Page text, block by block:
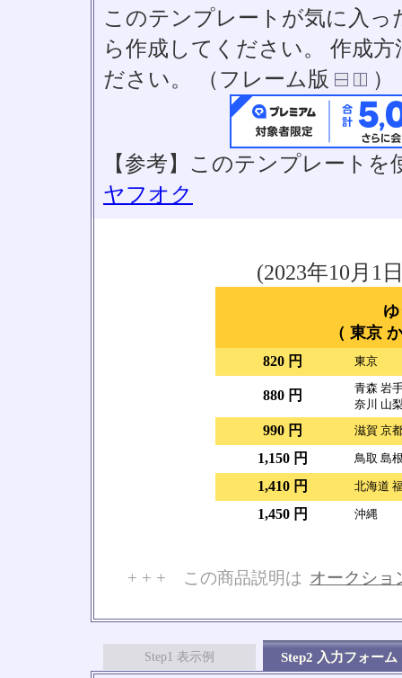
このテンプレートが気に入っ
ら作成してください。 作成
ださい。 （フレーム版
）
【参考】このテンプレート
ヤフオク
(2023年10月1
（ 東京
820 円 東京
880 円
青森 岩
奈川 山
990 円 滋賀 京
1,150 円 鳥取 島
1,410 円 北海道
1,450 円 沖縄
+ + + この商品説明は オークショ
Step1 表示例 Step2 入力フォーム